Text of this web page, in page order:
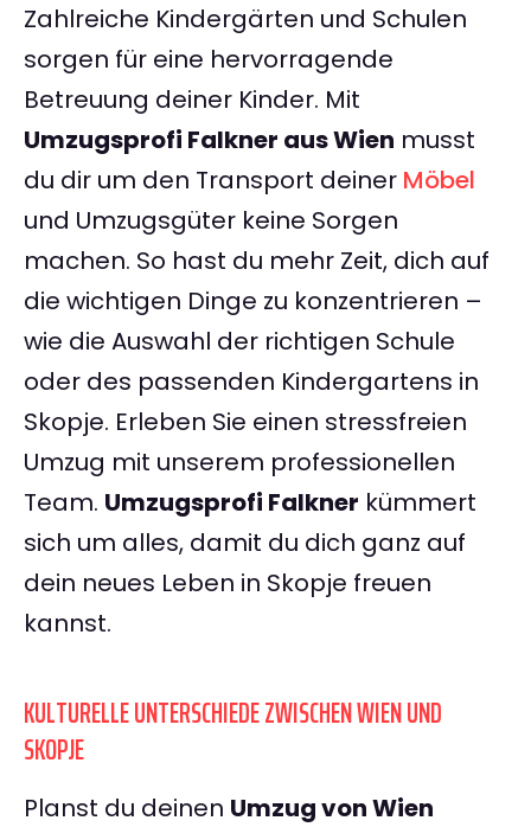
Zahlreiche Kindergärten und Schulen
sorgen für eine hervorragende
Betreuung deiner Kinder. Mit
Umzugsprofi Falkner aus Wien musst
du dir um den Transport deiner Möbel
und Umzugsgüter keine Sorgen
machen. So hast du mehr Zeit, dich auf
die wichtigen Dinge zu konzentrieren –
wie die Auswahl der richtigen Schule
oder des passenden Kindergartens in
Skopje. Erleben Sie einen stressfreien
Umzug mit unserem professionellen
Team. Umzugsprofi Falkner kümmert
sich um alles, damit du dich ganz auf
dein neues Leben in Skopje freuen
kannst.
KULTURELLE UNTERSCHIEDE ZWISCHEN WIEN UND
SKOPJE
Planst du deinen Umzug von Wien